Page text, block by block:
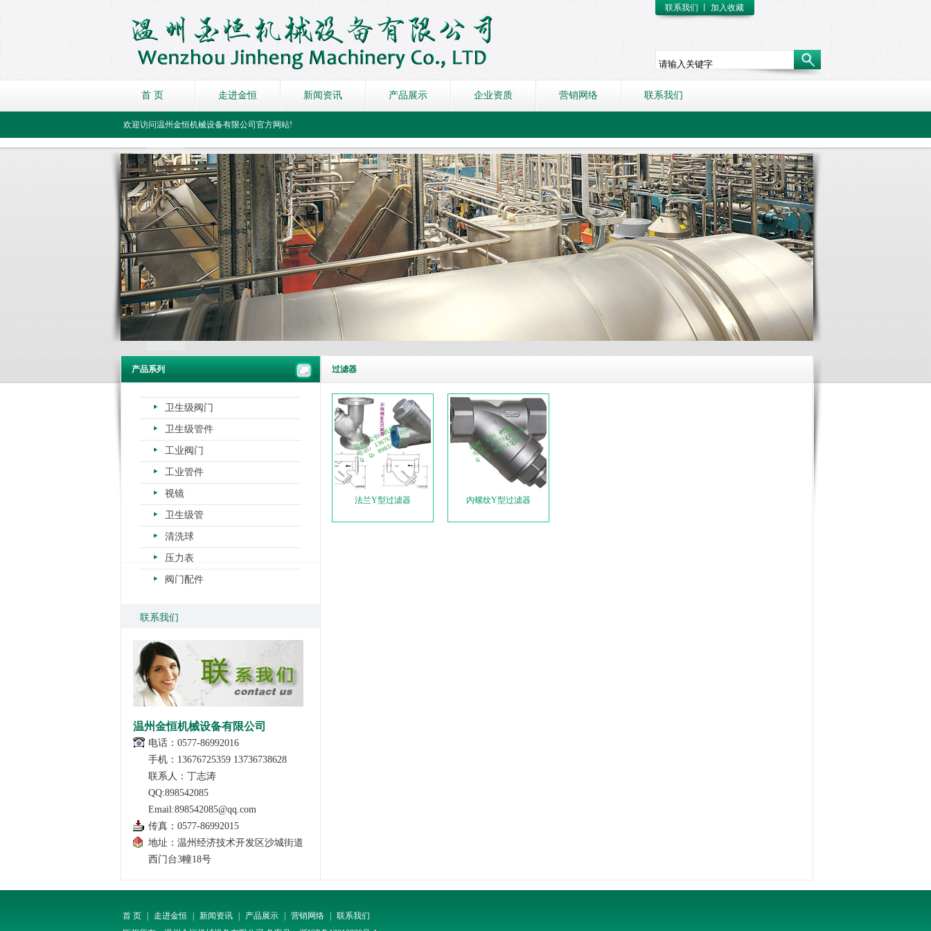
联系我们 加入收藏
首 页 走进金恒 新闻资讯 产品展示 企业资质 营销网络 联系我们
欢迎访问温州金恒机械设备有限公司官方网站!
产品系列
卫生级阀门
卫生级管件
工业阀门
工业管件
视镜
卫生级管
清洗球
压力表
阀门配件
联系我们
温州金恒机械设备有限公司
电话：0577-86992016
手机：13676725359 13736738628
联系人：丁志涛
QQ:898542085
Email:898542085@qq.com
传真：0577-86992015
地址：温州经济技术开发区沙城街道
西门台3幢18号
过滤器
法兰Y型过滤器 内螺纹Y型过滤器
首 页 走进金恒 新闻资讯 产品展示 营销网络
联系我们